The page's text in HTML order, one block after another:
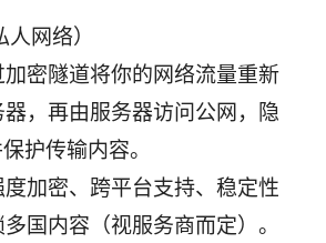
网络）
密隧道将你的网络流量重新
，再由服务器访问公网，隐
护传输内容。
加密、跨平台支持、稳定性
国内容（视服务商而定）。